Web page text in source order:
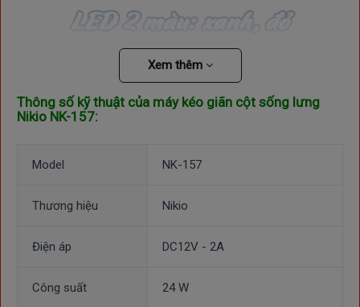
Xem thêm
Thông số kỹ thuật của máy kéo giãn cột sống lưng
Nikio NK-157:
Model NK-157
Thương hiệu Nikio
Điện áp DC12V - 2A
Công suất 24 W